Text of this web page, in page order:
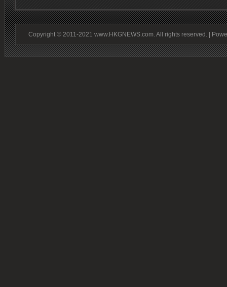
Copyright © 2011-2021 www.HKGNEWS.com. All rights reserved. |